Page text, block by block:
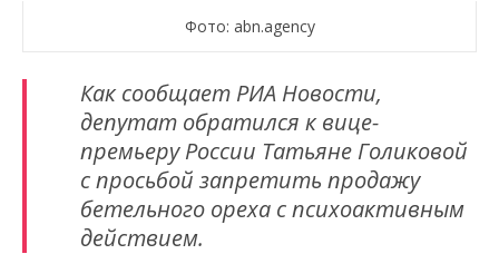
Фото: abn.agency
Как сообщает РИА Новости,
депутат обратился к вице-
премьеру России Татьяне Голиковой
с просьбой запретить продажу
бетельного ореха с психоактивным
действием.